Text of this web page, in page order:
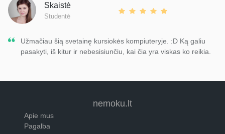
Skaistė
Studentė
Užmačiau šią svetainę kursiokės kompiuteryje. :D Ką galiu
pasakyti, iš kitur ir nebesisiunčiu, kai čia yra viskas ko reikia.
nemoku.lt
Apie mus
Pagalba